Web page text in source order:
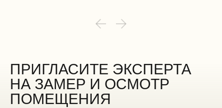
ПРИГЛАСИТЕ ЭКСПЕРТА
НА ЗАМЕР И ОСМОТР
ПОМЕЩЕНИЯ